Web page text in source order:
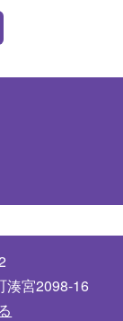
湊宮2098-16